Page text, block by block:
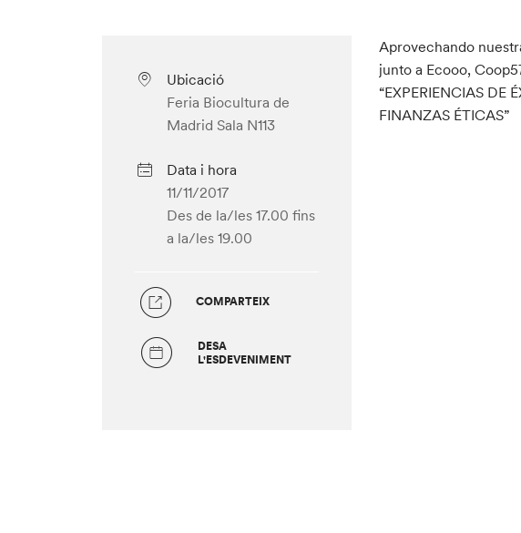
Ubicació
Feria Biocultura de
Madrid Sala N113
Data i hora
11/11/2017
Des de la/les 17.00 fins
a la/les 19.00
COMPARTEIX
DESA
L'ESDEVENIMENT
Aprovechando
junto a Ecooo,
“EXPERIENCIAS DE
FINANZAS ÉTICAS”